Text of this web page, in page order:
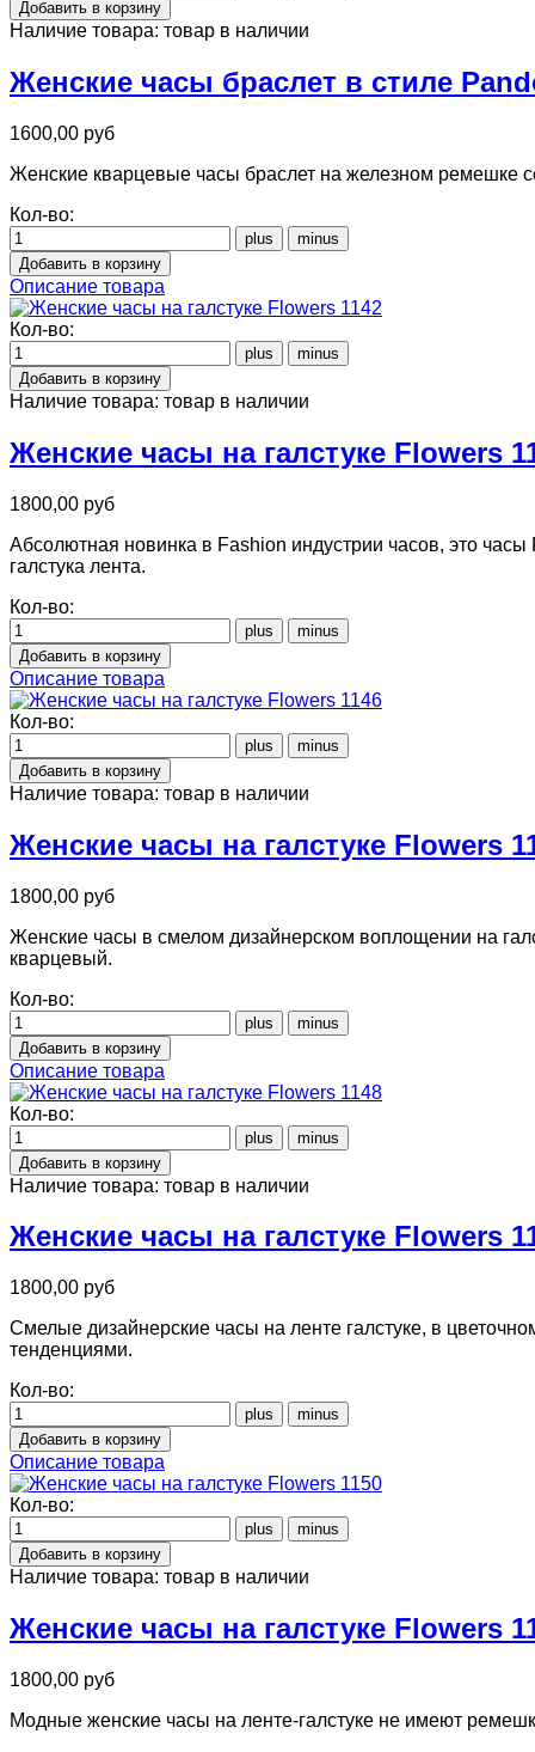
Наличие товара: товар в наличии
Женские часы браслет в стиле
1600,00 руб
Женские кварцевые часы браслет на железном ремешке
Кол-во:
Описание товара
Кол-во:
Наличие товара: товар в наличии
Женские часы на галстуке Flowers
1800,00 руб
Абсолютная новинка в Fashion индустрии часов, это
галстука лента.
Кол-во:
Описание товара
Кол-во:
Наличие товара: товар в наличии
Женские часы на галстуке Flowers
1800,00 руб
Женские часы в смелом дизайнерском воплощении на
кварцевый.
Кол-во:
Описание товара
Кол-во:
Наличие товара: товар в наличии
Женские часы на галстуке Flowers
1800,00 руб
Смелые дизайнерские часы на ленте галстуке, в
тенденциями.
Кол-во:
Описание товара
Кол-во:
Наличие товара: товар в наличии
Женские часы на галстуке Flowers
1800,00 руб
Модные женские часы на ленте-галстуке не имеют